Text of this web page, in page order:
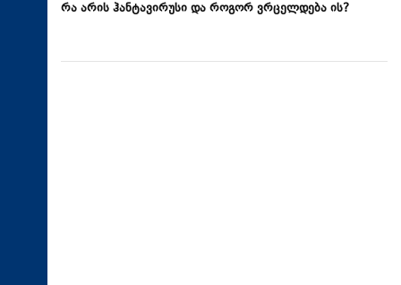
რა არის ჰანტავირუსი და როგორ ვრცელდება ის?